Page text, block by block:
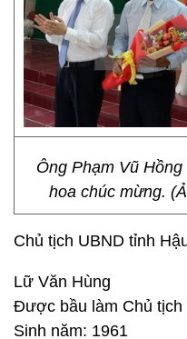
Ông Phạm Vũ
hoa chúc mừng.
Chủ tịch UBND tỉnh
Lữ Văn Hùng
Được bầu làm Chủ tịch
Sinh năm: 1961